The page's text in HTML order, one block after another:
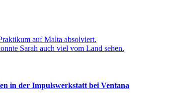
auf Malta absolviert.
Sarah auch viel vom Land sehen.
in der Impulswerkstatt bei Ventana